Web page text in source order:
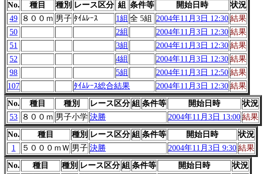
No. 種目 種別 レース区分 組 条件等 開始日時
状況
49
８００ｍ 男子 ﾀｲﾑﾚｰｽ 1組 全 5組 2004年11月3日 12:30 結果
50
2組 2004年11月3日 12:30 結果
51
3組 2004年11月3日 12:30 結果
52
4組 2004年11月3日 12:30 結果
98
5組 2004年11月3日 12:50 結果
107
ﾀｲﾑﾚｰｽ総合結果 2004年11月3日 12:30 結果
No. 種目 種別 レース区分 組 条件等 開始日時
状況
53
８００ｍ 男子小学 決勝 2004年11月3日 13:00 結果
No. 種目 種別 レース区分 組 条件等 開始日時
状況
1
５０００ｍＷ 男子 決勝 2004年11月3日 9:30 結果
No. 種目 種別 レース区分 組 条件等 開始日時
状況